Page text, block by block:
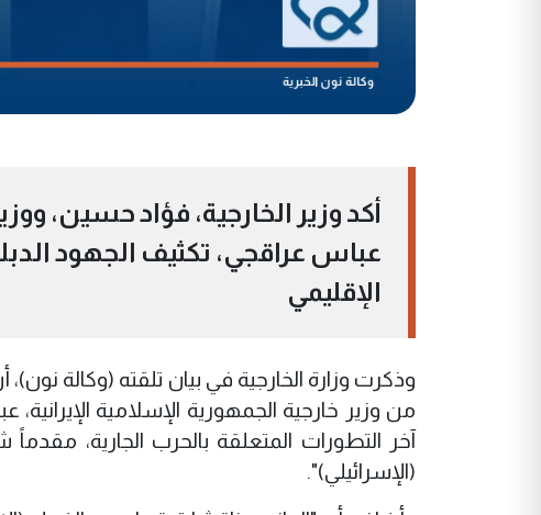
أكد وزير الخارجية، فؤاد حسين،
عباس عراقجي، تكثيف الجهود
الإقليمي
وذكرت وزارة الخارجية في بيان تلقته (وكالة نون)،
من وزير خارجية الجمهورية الإسلامية
آخر التطورات المتعلقة بالحرب الجارية،
(الإسرائيلي)".